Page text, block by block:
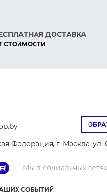
ДОСТАВКА
СТОИМОСТИ
Федерация, г. Москва, ул.
— Мы в социальных сетях
СОБЫТИЙ